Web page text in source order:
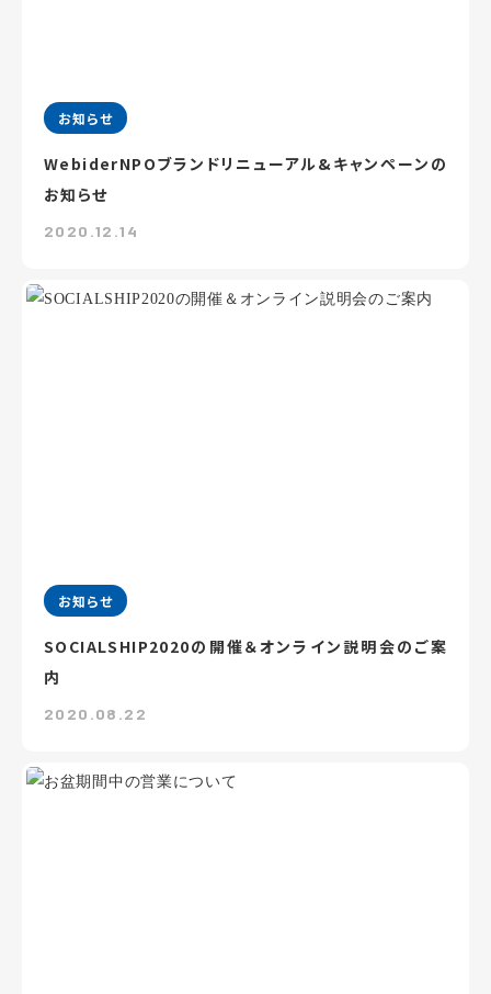
お知らせ
WebiderNPOブランドリニューアル&キャンペーンの
お知らせ
2020.12.14
お知らせ
SOCIALSHIP2020の開催＆オンライン説明会のご案
内
2020.08.22